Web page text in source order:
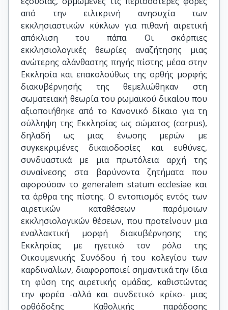
από την ειλικρινή ανησυχία των
εκκλησιαστικών κύκλων για πιθανή αιρετική
απόκλιση του πάπα. Οι σκόρπιες
εκκλησιολογικές θεωρίες αναζήτησης μιας
ανώτερης αλάνθαστης πηγής πίστης μέσα στην
Εκκλησία και επακολούθως της ορθής μορφής
διακυβέρνησής της θεμελιώθηκαν στη
σωματειακή θεωρία του ρωμαϊκού δικαίου που
αξιοποιήθηκε από το Κανονικό δίκαιο για τη
σύλληψη της Εκκλησίας ως σώματος (corpus),
δηλαδή ως μιας ένωσης μερών με
συγκεκριμένες δικαιοδοσίες και ευθύνες,
συνδυαστικά με μια πρωτόλεια αρχή της
συναίνεσης στα βαρύνοντα ζητήματα που
αφορούσαν το generalem statum ecclesiae και
τα άρθρα της πίστης. Ο εντοπισμός εντός των
αιρετικών καταθέσεων παρόμοιων
εκκλησιολογικών θέσεων, που προτείνουν μια
εναλλακτική μορφή διακυβέρνησης της
Εκκλησίας με ηγετικό τον ρόλο της
Οικουμενικής Συνόδου ή του κολεγίου των
καρδιναλίων, διαφοροποιεί σημαντικά την ίδια
τη φύση της αιρετικής ομάδας, καθιστώντας
την φορέα -αλλά και συνδετικό κρίκο- μιας
ορθόδοξης Καθολικής παράδοσης